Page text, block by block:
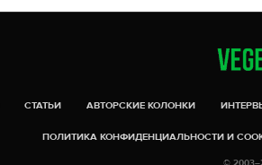
СТАТЬИ АВТОРСКИЕ КОЛОНКИ
ПОЛИТИКА КОНФИДЕНЦИАЛЬНОСТИ И